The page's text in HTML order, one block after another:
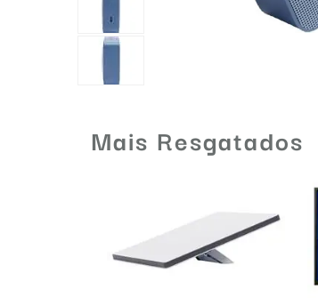
Mais Resgatados